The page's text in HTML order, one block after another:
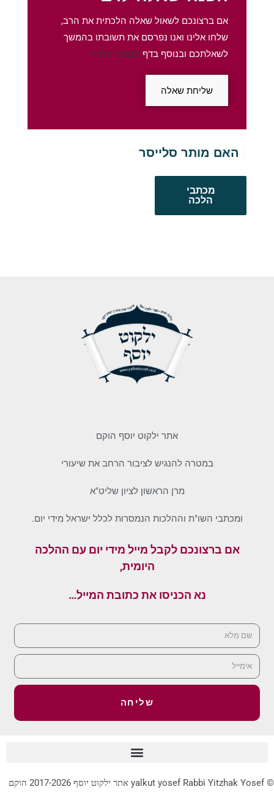
אם ברצונכם לשאול שאלה הלכתית את הרב,
שלחו אלינו ואנו נפרסם את תשובתו בהמשך
לשאלתכם ובנוסף בדף מכתבי הלכה
שליחת שאלה
האם מותר סלייסר בשבת
מכתבי
הלכה
אתר ילקוט יוסף הוקם
במטרה להנגיש לציבור הרחב את שיעורי
מרן הראשון לציון שליט"א
ומכתבי השו"ת וההלכות הנמסרות לכלל ישראל מידי יום.
אם ברצונכם לקבל מייל מידי יום עם ההלכה
היומית,
נא הכניסו את כתובת המייל…
שליחה
© yalkut yosef Rabbi Yitzhak Yosef אתר ילקוט יוסף 2017-2026 הוקם